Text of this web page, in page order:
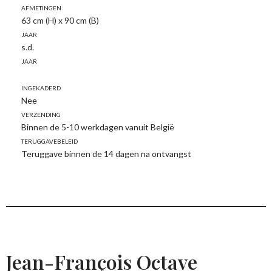
Afmetingen
63 cm (H) x 90 cm (B)
Jaar
s.d.
Jaar
Ingekaderd
Nee
Verzending
Binnen de 5-10 werkdagen vanuit België
Teruggavebeleid
Teruggave binnen de 14 dagen na ontvangst
Jean-François Octave